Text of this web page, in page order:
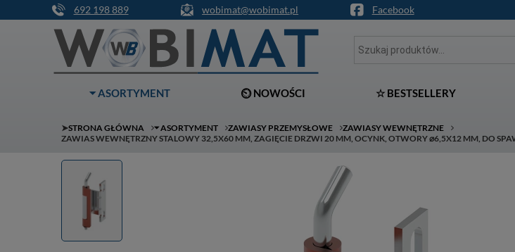
692 198 889 wobimat@wobimat.pl Facebook
⏷ ASORTYMENT ⏲ NOWOŚCI ☆ BESTSELLERY
➤STRONA GŁÓWNA ⏷ ASORTYMENT ZAWIASY PRZEMYSŁOWE
ZAWIASY WEWNĘTRZNE
ZAWIAS WEWNĘTRZNY STALOWY 32,5X60 MM, ZAGIĘCIE DRZWI 20 MM, OCYNK, OTWORY ⌀6,5X12 MM, DO